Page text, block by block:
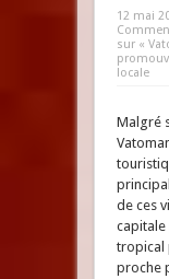
12 mai
sur «
locale
Malgré
de ces
capitale
tropical
proche